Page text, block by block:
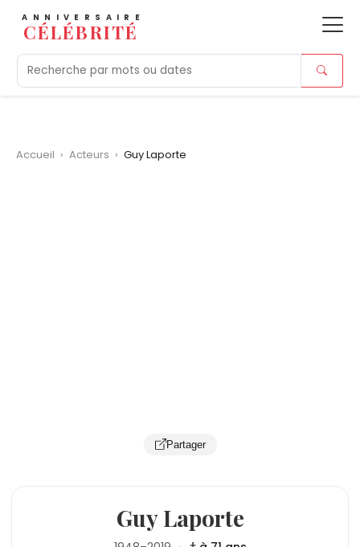
ANNIVERSAIRE
CÉLÉBRITÉ
Aujourd'hui Tendances Morts
Accueil › Acteurs › Guy Laporte
Partager
Guy Laporte